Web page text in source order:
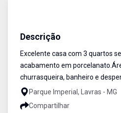
Descrição
Excelente casa com 3 quartos
acabamento em
churrasqueira, banheiro e
Parque Imperial, Lavras - MG
Compartilhar